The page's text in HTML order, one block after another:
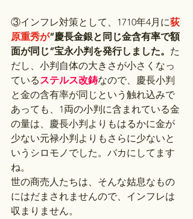
③インフレ対策として、1710年4月に荻
原重秀が”慶長金銀と同じ金含有率で額
面が同じ”宝永小判を発行しました。 た
だし、小判自体の大きさが小さくなっ
ているステルス改鋳なので、慶長小判
と金の含有率が同じという触れ込みで
あっても、1両の小判に含まれている金
の量は、慶長小判よりもはるかに金が
少ない元禄小判よりもさらに少ないと
いうシロモノでした。バカにしてます
ね。
世の商売人たちは、そんな姑息なもの
にはだまされませんので、インフレは
収まりません。